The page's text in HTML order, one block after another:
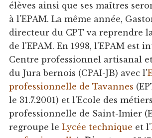
élèves ainsi que ses maîtres
à l'EPAM. La même année,
directeur du CPT va reprendre
de l'EPAM. En 1998, l'EPAM est
Centre professionnel artisanal
du Jura bernois (CPAI-JB) avec l'
professionnelle de Tavannes
le 31.7.2001) et l'Ecole des
professionnelle de Saint-Imier
regroupe le Lycée technique et l'